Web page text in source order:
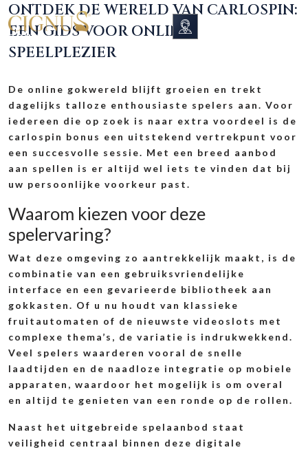
ONTDEK DE WERELD VAN CARLOSPIN:
EEN GIDS VOOR ONLINE
SPEELPLEZIER
De online gokwereld blijft groeien en trekt
dagelijks talloze enthousiaste spelers aan. Voor
iedereen die op zoek is naar extra voordeel is de
carlospin bonus een uitstekend vertrekpunt voor
een succesvolle sessie. Met een breed aanbod
aan spellen is er altijd wel iets te vinden dat bij
uw persoonlijke voorkeur past.
Waarom kiezen voor deze
spelervaring?
Wat deze omgeving zo aantrekkelijk maakt, is de
combinatie van een gebruiksvriendelijke
interface en een gevarieerde bibliotheek aan
gokkasten. Of u nu houdt van klassieke
fruitautomaten of de nieuwste videoslots met
complexe thema’s, de variatie is indrukwekkend.
Veel spelers waarderen vooral de snelle
laadtijden en de naadloze integratie op mobiele
apparaten, waardoor het mogelijk is om overal
en altijd te genieten van een ronde op de rollen.
Naast het uitgebreide spelaanbod staat
veiligheid centraal binnen deze digitale